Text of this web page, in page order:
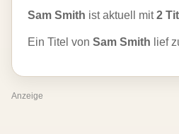
Sam Smith ist aktuell mit2
Ein Titel von Sam Smith lief
Anzeige